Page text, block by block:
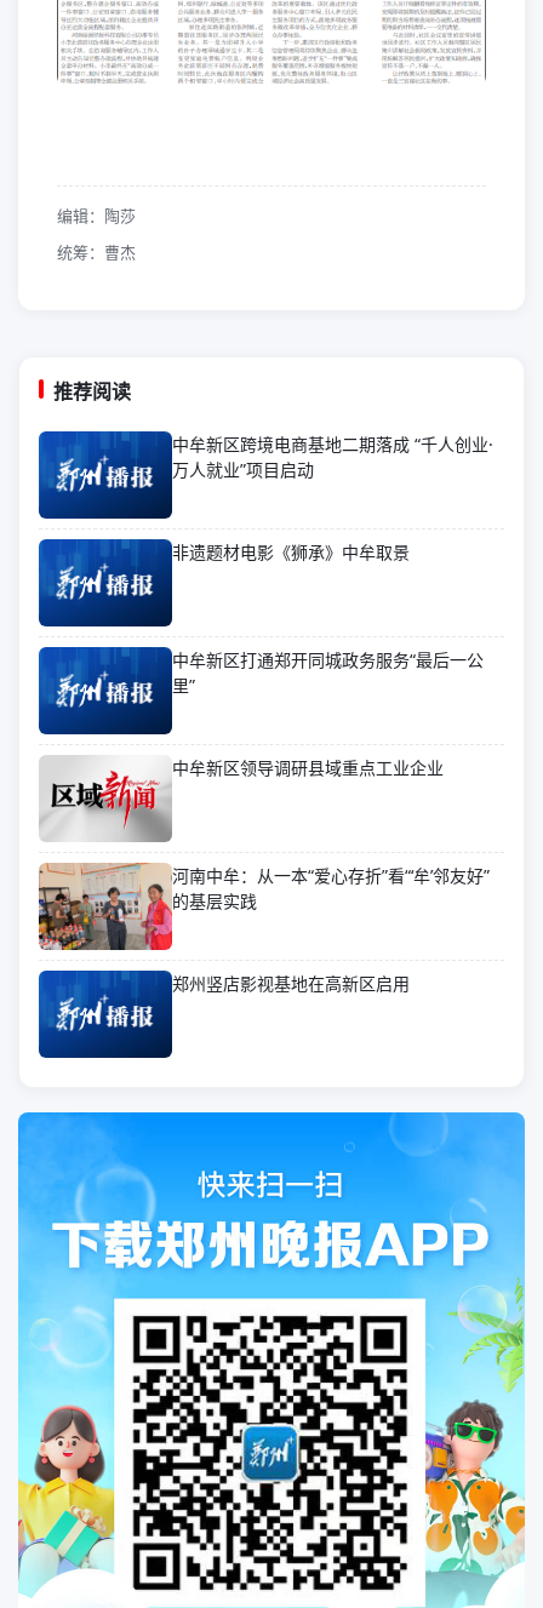
编辑：陶莎
统筹：曹杰
推荐阅读
中牟新区跨境电商基地二期落成 “千人创业·
万人就业”项目启动
非遗题材电影《狮承》中牟取景
中牟新区打通郑开同城政务服务“最后一公
里”
中牟新区领导调研县域重点工业企业
河南中牟：从一本“爱心存折”看“‘牟’邻友好”
的基层实践
郑州竖店影视基地在高新区启用